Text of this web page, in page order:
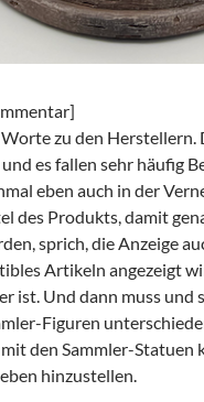
zu den
es fallen sehr häufig
eben auch in der
des Produkts, damit
sprich, die Anzeige
Artikeln angezeigt
ist. Und dann muss und
Figuren
den Sammler-Statuen
hinzustellen.